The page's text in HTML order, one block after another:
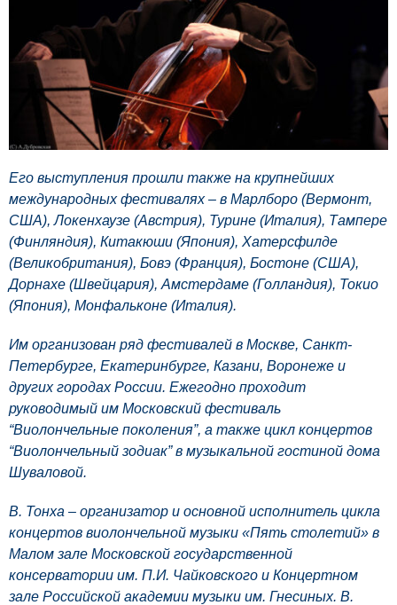
Его выступления прошли также на крупнейших
международных фестивалях – в Марлборо (Вермонт,
США), Локенхаузе (Австрия), Турине (Италия), Тампере
(Финляндия), Китакюши (Япония), Хатерсфилде
(Великобритания), Бовэ (Франция), Бостоне (США),
Дорнахе (Швейцария), Амстердаме (Голландия), Токио
(Япония), Монфальконе (Италия).
Им организован ряд фестивалей в Москве, Санкт-
Петербурге, Екатеринбурге, Казани, Воронеже и
других городах России. Ежегодно проходит
руководимый им Московский фестиваль
“Виолончельные поколения”, а также цикл концертов
“Виолончельный зодиак” в музыкальной гостиной дома
Шуваловой.
В. Тонха – организатор и основной исполнитель цикла
концертов виолончельной музыки «Пять столетий» в
Малом зале Московской государственной
консерватории им. П.И. Чайковского и Концертном
зале Российской академии музыки им. Гнесиных. В.